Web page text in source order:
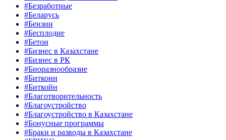
#Безработные
#Беларусь
#Бензин
#Бесплодие
#Бетон
#Бизнес в Казахстане
#Бизнес в РК
#Биоразнообразие
#Биткоин
#Биткойн
#Благотворительность
#Благоустройство
#Благоустройство в Казахстане
#Бонусные программы
#Браки и разводы в Казахстане